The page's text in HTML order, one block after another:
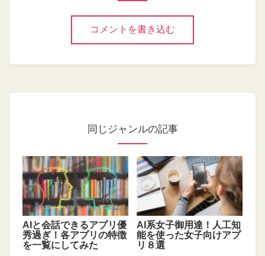
コメントを書き込む
同じジャンルの記事
AIと会話できるアプリ優
秀過ぎ！各アプリの特徴
を一覧にしてみた
AI系女子御用達！人工知
能を使った女子向けアプ
リ８選